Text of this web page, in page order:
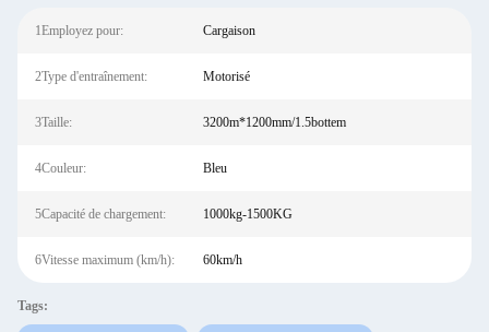
1Employez pour: Cargaison
2Type d'entraînement: Motorisé
3Taille: 3200m*1200mm/1.5bottem
4Couleur: Bleu
5Capacité de chargement: 1000kg-1500KG
6Vitesse maximum (km/h): 60km/h
Tags: